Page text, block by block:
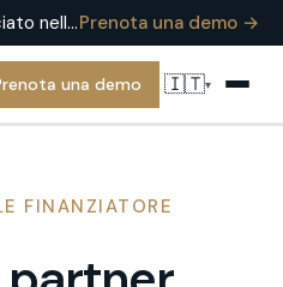
TradeOS public v1 sarà lanciato nell'estate 2026 — già in produzione presso EDMA Group oggi. Prenota una demo per vederlo in una operazione reale.Prenota una demo →
una demo 🇮🇹▾
FINANZIATORE